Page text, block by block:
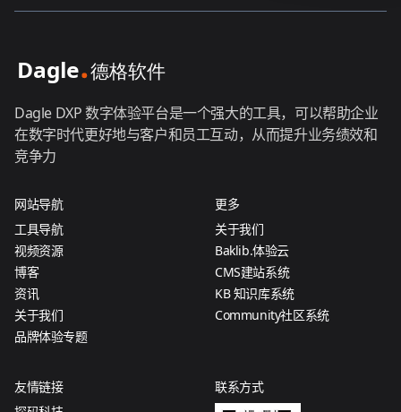
Dagle DXP 数字体验平台是一个强大的工具，可以帮助企业
在数字时代更好地与客户和员工互动，从而提升业务绩效和
竞争力
网站导航
工具导航
视频资源
博客
资讯
关于我们
品牌体验专题
更多
关于我们
Baklib.体验云
CMS建站系统
KB 知识库系统
Community社区系统
友情链接
联系方式